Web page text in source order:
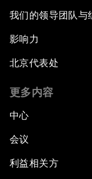
我们的领导团队与
影响力
北京代表处
更多内容
中心
会议
利益相关方